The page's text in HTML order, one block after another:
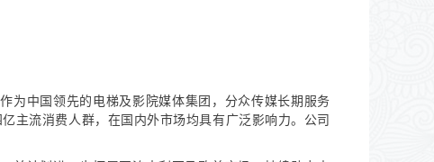
为中国领先的电梯及影院媒体集团，分众传媒长期服务
主流消费人群，在国内外市场均具有广泛影响力。公司